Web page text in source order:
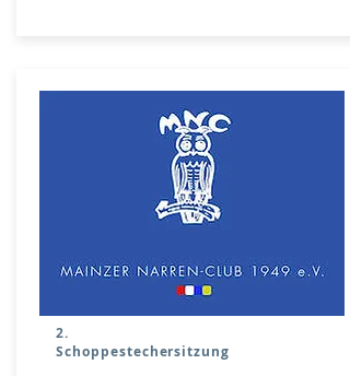
2.
Schoppestechersitzung